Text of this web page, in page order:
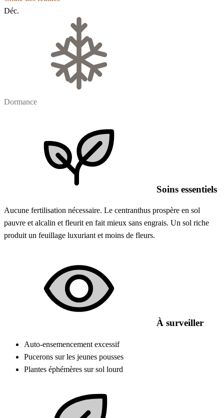
Déc.
Dormance
Soins essentiels
Aucune fertilisation nécessaire. Le centranthus prospère en sol
pauvre et alcalin et fleurit en fait mieux sans engrais. Un sol riche
produit un feuillage luxuriant et moins de fleurs.
À surveiller
Auto-ensemencement excessif
Pucerons sur les jeunes pousses
Plantes éphémères sur sol lourd